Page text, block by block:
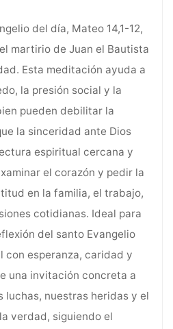
del día, Mateo 14,1-12,
martirio de Juan el Bautista
Esta meditación ayuda a
la presión social y la
pueden debilitar la
la sinceridad ante Dios
espiritual cercana y
el corazón y pedir la
en la familia, el trabajo,
cotidianas. Ideal para
del santo Evangelio
con esperanza, caridad y
una invitación concreta a
luchas, nuestras heridas y el
verdad, siguiendo el